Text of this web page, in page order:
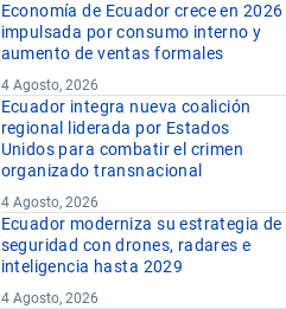
Economía de Ecuador crece en 2026
impulsada por consumo interno y
aumento de ventas formales
4 Agosto, 2026
Ecuador integra nueva coalición
regional liderada por Estados
Unidos para combatir el crimen
organizado transnacional
4 Agosto, 2026
Ecuador moderniza su estrategia de
seguridad con drones, radares e
inteligencia hasta 2029
4 Agosto, 2026